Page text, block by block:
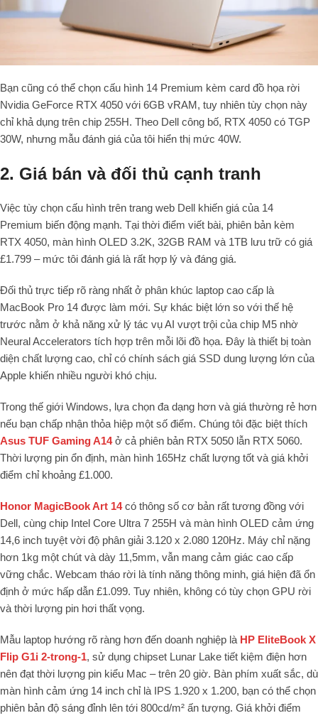
Bạn cũng có thể chọn cấu hình 14 Premium kèm card đồ họa rời
Nvidia GeForce RTX 4050 với 6GB vRAM, tuy nhiên tùy chọn này
chỉ khả dụng trên chip 255H. Theo Dell công bố, RTX 4050 có TGP
30W, nhưng mẫu đánh giá của tôi hiển thị mức 40W.
2. Giá bán và đối thủ cạnh tranh
Việc tùy chọn cấu hình trên trang web Dell khiến giá của 14
Premium biến động mạnh. Tại thời điểm viết bài, phiên bản kèm
RTX 4050, màn hình OLED 3.2K, 32GB RAM và 1TB lưu trữ có giá
£1.799 – mức tôi đánh giá là rất hợp lý và đáng giá.
Đối thủ trực tiếp rõ ràng nhất ở phân khúc laptop cao cấp là
MacBook Pro 14 được làm mới. Sự khác biệt lớn so với thế hệ
trước nằm ở khả năng xử lý tác vụ AI vượt trội của chip M5 nhờ
Neural Accelerators tích hợp trên mỗi lõi đồ họa. Đây là thiết bị toàn
diện chất lượng cao, chỉ có chính sách giá SSD dung lượng lớn của
Apple khiến nhiều người khó chịu.
Trong thế giới Windows, lựa chọn đa dạng hơn và giá thường rẻ hơn
nếu bạn chấp nhận thỏa hiệp một số điểm. Chúng tôi đặc biệt thích
Asus TUF Gaming A14ở cả phiên bản RTX 5050 lẫn RTX 5060.
Thời lượng pin ổn định, màn hình 165Hz chất lượng tốt và giá khởi
điểm chỉ khoảng £1.000.
Honor MagicBook Art 14có thông số cơ bản rất tương đồng với
Dell, cùng chip Intel Core Ultra 7 255H và màn hình OLED cảm ứng
14,6 inch tuyệt vời độ phân giải 3.120 x 2.080 120Hz. Máy chỉ nặng
hơn 1kg một chút và dày 11,5mm, vẫn mang cảm giác cao cấp
vững chắc. Webcam tháo rời là tính năng thông minh, giá hiện đã ổn
định ở mức hấp dẫn £1.099. Tuy nhiên, không có tùy chọn GPU rời
và thời lượng pin hơi thất vọng.
Mẫu laptop hướng rõ ràng hơn đến doanh nghiệp là HP EliteBook X
Flip G1i 2-trong-1, sử dụng chipset Lunar Lake tiết kiệm điện hơn
nên đạt thời lượng pin kiểu Mac – trên 20 giờ. Bàn phím xuất sắc, dù
màn hình cảm ứng 14 inch chỉ là IPS 1.920 x 1.200, bạn có thể chọn
phiên bản độ sáng đỉnh lên tới 800cd/m² ấn tượng. Giá khởi điểm